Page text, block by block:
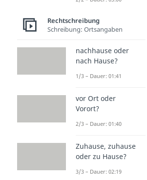
Rechtschreibung
Schreibung: Ortsangaben
nachhause oder
nach Hause?
1/3 – Dauer: 01:41
vor Ort oder
Vorort?
2/3 – Dauer: 01:40
Zuhause, zuhause
oder zu Hause?
3/3 – Dauer: 02:19